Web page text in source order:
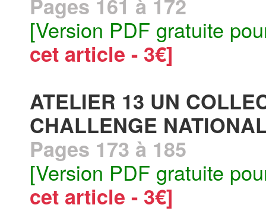
Pages 161 à 172
[Version PDF gratuite
cet article - 3€]
ATELIER 13 UN
CHALLENGE
Pages 173 à 185
[Version PDF gratuite
cet article - 3€]